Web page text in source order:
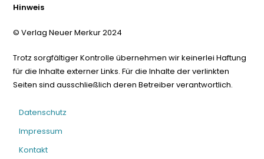
Hinweis
© Verlag Neuer Merkur 2024
Trotz sorgfältiger Kontrolle übernehmen wir keinerlei Haftung
für die Inhalte externer Links. Für die Inhalte der verlinkten
Seiten sind ausschließlich deren Betreiber verantwortlich.
Datenschutz
Impressum
Kontakt